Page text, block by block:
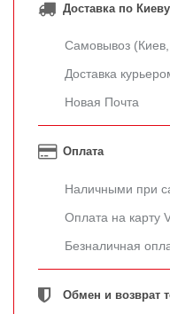
Доставка по
Самовывоз
Доставка
Новая Почта
Оплата
Наличными при
Оплата на карту
Безналичная
Обмен и возврат